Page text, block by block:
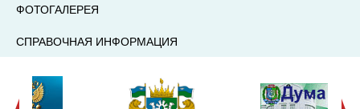
ФОТОГАЛЕРЕЯ
СПРАВОЧНАЯ ИНФОРМАЦИЯ